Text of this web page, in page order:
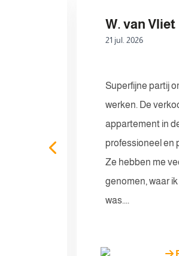
W. van Vliet
21 jul. 2026
Superfijne partij
werken. De
appartement in
professioneel en
Ze hebben me
genomen, waar
was....